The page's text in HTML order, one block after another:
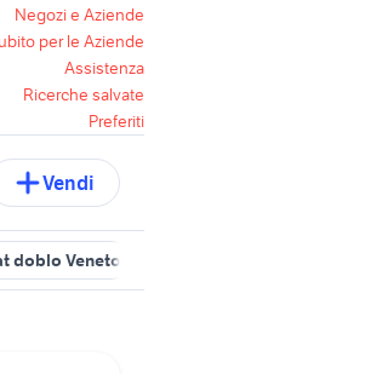
Negozi e Aziende
per le Aziende
Assistenza
Ricerche salvate
Preferiti
Vendi
doblo Veneto